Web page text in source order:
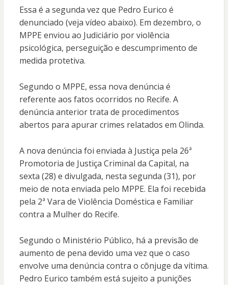
Essa é a segunda vez que Pedro Eurico é
denunciado (veja vídeo abaixo). Em dezembro, o
MPPE enviou ao Judiciário por violência
psicológica, perseguição e descumprimento de
medida protetiva.
Segundo o MPPE, essa nova denúncia é
referente aos fatos ocorridos no Recife. A
denúncia anterior trata de procedimentos
abertos para apurar crimes relatados em Olinda.
A nova denúncia foi enviada à Justiça pela 26ª
Promotoria de Justiça Criminal da Capital, na
sexta (28) e divulgada, nesta segunda (31), por
meio de nota enviada pelo MPPE. Ela foi recebida
pela 2ª Vara de Violência Doméstica e Familiar
contra a Mulher do Recife.
Segundo o Ministério Público, há a previsão de
aumento de pena devido uma vez que o caso
envolve uma denúncia contra o cônjuge da vítima.
Pedro Eurico também está sujeito a punições